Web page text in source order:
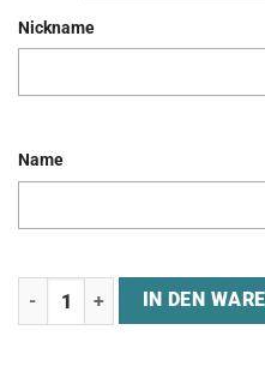
Nickname
Name
Jersey "TEAM INNOVATIX"
IN DEN